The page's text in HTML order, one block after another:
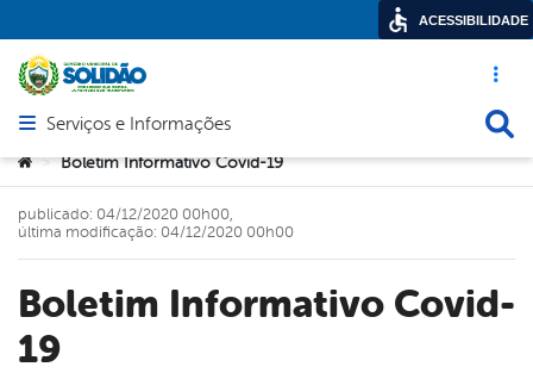
Acesso
Abrir menu principal de navegação
Serviços e Informações
Você está aqui:
> Boletim Informativo Covid-19
Boletim Informativo Covid-
19
publicado: 04/12/2020 00h00,
última modificação: 04/12/2020 00h00
ACESSIBILIDADE